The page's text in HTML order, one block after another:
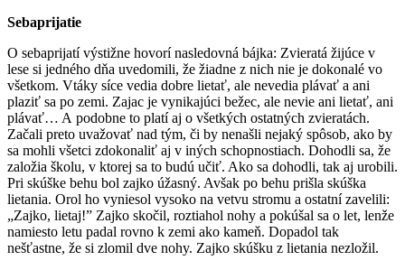
Sebaprijatie
O sebaprijatí výstižne hovorí nasledovná bájka: Zvieratá žijúce v
lese si jedného dňa uvedomili, že žiadne z nich nie je dokonalé vo
všetkom. Vtáky síce vedia dobre lietať, ale nevedia plávať a ani
plaziť sa po zemi. Zajac je vynikajúci bežec, ale nevie ani lietať, ani
plávať… A podobne to platí aj o všetkých ostatných zvieratách.
Začali preto uvažovať nad tým, či by nenašli nejaký spôsob, ako by
sa mohli všetci zdokonaliť aj v iných schopnostiach. Dohodli sa, že
založia školu, v ktorej sa to budú učiť. Ako sa dohodli, tak aj urobili.
Pri skúške behu bol zajko úžasný. Avšak po behu prišla skúška
lietania. Orol ho vyniesol vysoko na vetvu stromu a ostatní zavelili:
„Zajko, lietaj!” Zajko skočil, roztiahol nohy a pokúšal sa o let, lenže
namiesto letu padal rovno k zemi ako kameň. Dopadol tak
nešťastne, že si zlomil dve nohy. Zajko skúšku z lietania nezložil.